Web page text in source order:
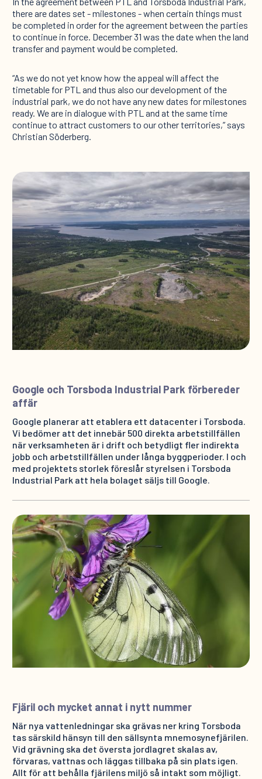
there are dates set - milestones - when certain things must
be completed in order for the agreement between the parties
to continue in force. December 31 was the date when the land
transfer and payment would be completed.
“As we do not yet know how the appeal will affect the
timetable for PTL and thus also our development of the
industrial park, we do not have any new dates for milestones
ready. We are in dialogue with PTL and at the same time
continue to attract customers to our other territories,” says
Christian Söderberg.
Google och Torsboda Industrial Park förbereder
affär
Google planerar att etablera ett datacenter i Torsboda.
Vi bedömer att det innebär 500 direkta arbetstillfällen
när verksamheten är i drift och betydligt fler indirekta
jobb och arbetstillfällen under långa byggperioder. I och
med projektets storlek föreslår styrelsen i Torsboda
Industrial Park att hela bolaget säljs till Google.
Fjäril och mycket annat i nytt nummer
När nya vattenledningar ska grävas ner kring Torsboda
tas särskild hänsyn till den sällsynta mnemosynefjärilen.
Vid grävning ska det översta jordlagret skalas av,
förvaras, vattnas och läggas tillbaka på sin plats igen.
Allt för att behålla fjärilens miljö så intakt som möjligt.